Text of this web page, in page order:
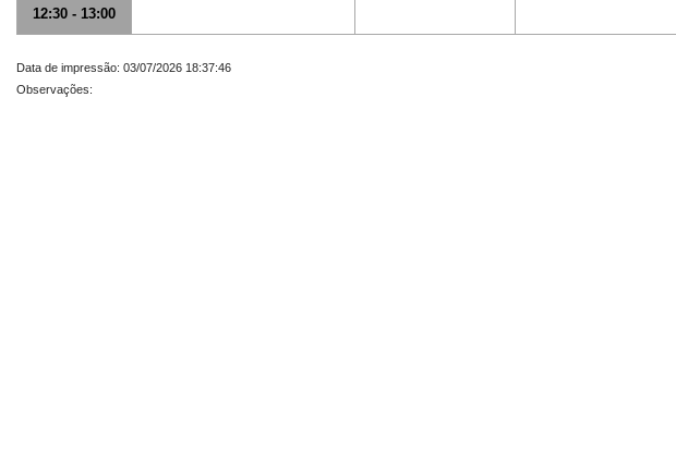
12:30 - 13:00
Data de impressão: 03/07/2026 18:37:46
Observações: